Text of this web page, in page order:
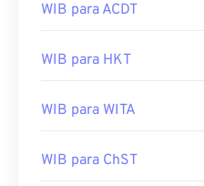
WIB para ACDT
WIB para HKT
WIB para WITA
WIB para ChST